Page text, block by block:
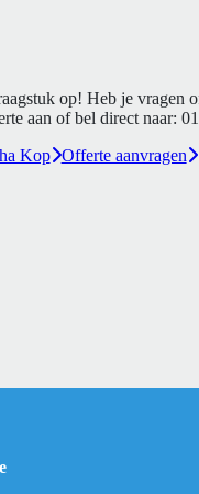
op! Heb je vragen
aan of bel direct naar:
Kop Offerte aanvragen